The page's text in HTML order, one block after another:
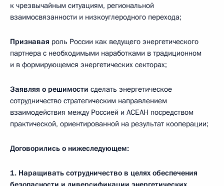
к чрезвычайным ситуациям, региональной
взаимосвязанности и низкоуглеродного перехода;
Признавая роль России как ведущего энергетического
партнера с необходимыми наработками в традиционном
и в формирующемся энергетических секторах;
Заявляя о решимости сделать энергетическое
сотрудничество стратегическим направлением
взаимодействия между Россией и АСЕАН посредством
практической, ориентированной на результат кооперации;
Договорились о нижеследующем:
1. Наращивать сотрудничество в целях обеспечения